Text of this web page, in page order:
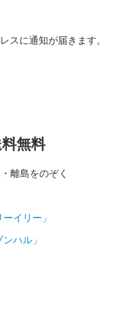
スに通知が届きます。
無料
離島をのぞく
イリー」
ハル」